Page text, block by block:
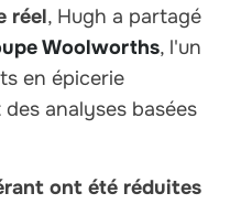
réel, Hugh a partagé
Woolworths, l'un
en épicerie
analyses basées
ont été réduites